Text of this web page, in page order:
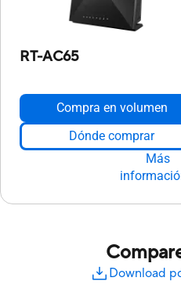
RT-AC65
Compra en volumen
Dónde comprar
Más
Download